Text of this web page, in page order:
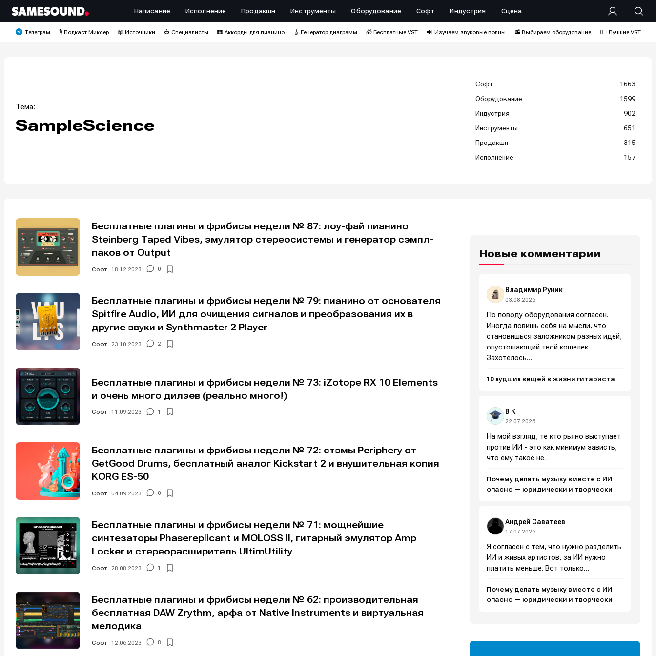
Написание Исполнение Продакшн Инструменты Оборудование Софт Индустрия Сцена
Телеграм 🎙️ Подкаст Миксер 📖 Источники 👷 Специалисты 🎹 Аккорды для пианино 🎸 Генератор диаграмм 🎁 Бесплатные VST 🔊 Изучаем звуковые волны 📻 Выбираем оборудование ❤️‍🔥 Лучшие VST
Тема:
SampleScience
Софт
1663
Оборудование
1599
Индустрия
902
Инструменты
651
Продакшн
315
Исполнение
157
Бесплатные плагины и фрибисы недели № 87: лоу-фай пианино
Steinberg Taped Vibes, эмулятор стереосистемы и генератор сэмпл-
паков от Output
Софт 18.12.2023 0
Бесплатные плагины и фрибисы недели № 79: пианино от основателя
Spitfire Audio, ИИ для очищения сигналов и преобразования их в
другие звуки и Synthmaster 2 Player
Софт 23.10.2023 2
Бесплатные плагины и фрибисы недели № 73: iZotope RX 10 Elements
и очень много дилэев (реально много!)
Софт 11.09.2023 1
Бесплатные плагины и фрибисы недели № 72: стэмы Periphery от
GetGood Drums, бесплатный аналог Kickstart 2 и внушительная копия
KORG ES-50
Софт 04.09.2023 0
Бесплатные плагины и фрибисы недели № 71: мощнейшие
синтезаторы Phasereplicant и MOLOSS II, гитарный эмулятор Amp
Locker и стереорасширитель UltimUtility
Софт 28.08.2023 1
Бесплатные плагины и фрибисы недели № 62: производительная
бесплатная DAW Zrythm, арфа от Native Instruments и виртуальная
мелодика
Софт 12.06.2023 8
Новые комментарии
Владимир Руник
03.08.2026
По поводу оборудования согласен.
Иногда ловишь себя на мысли, что
становишься заложником разных идей,
опустошающий твой кошелек.
Захотелось…
10 худших вещей в жизни гитариста
В К
22.07.2026
На мой взгляд, те кто рьяно выступает
против ИИ - это как минимум зависть,
что ему такое не…
Почему делать музыку вместе с ИИ
опасно — юридически и творчески
Андрей Саватеев
17.07.2026
Я согласен с тем, что нужно разделить
ИИ и живых артистов, за ИИ нужно
платить меньше. Вот только…
Почему делать музыку вместе с ИИ
опасно — юридически и творчески